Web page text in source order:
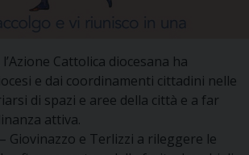
Cattolica diocesana ha
e dai coordinamenti cittadini nelle
di spazi e aree della città e a far
attiva.
Giovinazzo e Terlizzi a rileggere le